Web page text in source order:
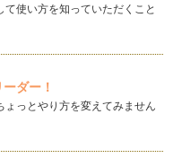
菓子作り
遊びとしてカップケー
方
キにキャンドルを立てて
使い方を知っていただくこと
ダー！
っとやり方を変えてみません